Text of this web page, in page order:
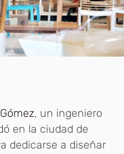
, un ingeniero
en la ciudad de
dedicarse a diseñar